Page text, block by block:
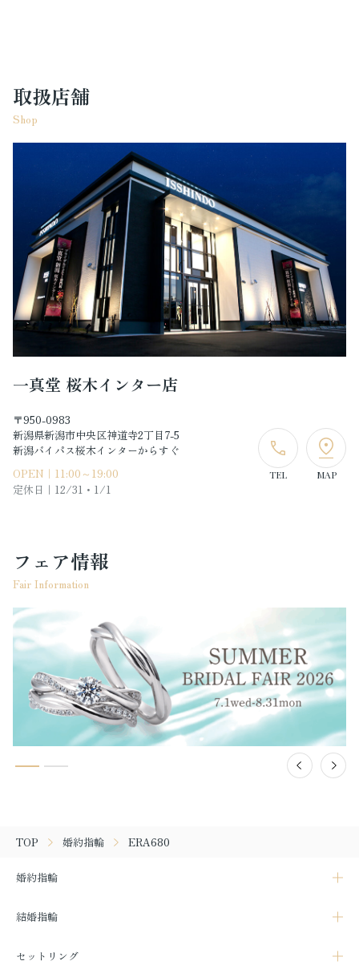
取扱店舗
Shop
一真堂 桜木インター店
〒950-0983
新潟県新潟市中央区神道寺2丁目7-5
新潟バイパス桜木インターからすぐ
OPEN｜11:00～19:00
定休日｜ 12/31・1/1
TEL MAP
フェア情報
Fair Information
TOP 婚約指輪 ERA680
婚約指輪
結婚指輪
セットリング